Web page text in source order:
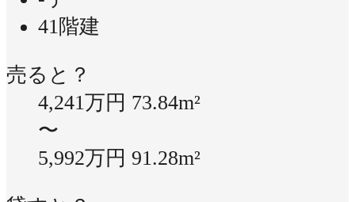
41階建
売ると？
4,241万円 73.84m²
〜
5,992万円 91.28m²